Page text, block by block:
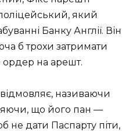
який
Банку Англії. Він
б трохи затримати
на арешт.
називаючи
що його пан —
не дати Паспарту піти,